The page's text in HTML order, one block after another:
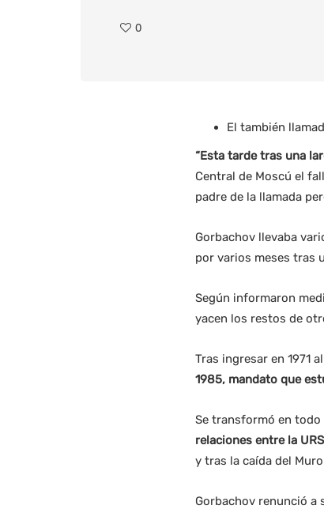
0
El también
“Esta tarde tras una
Central de Moscú el
padre de la llamada
Gorbachov llevaba
por varios meses tras
Según informaron
yacen los restos de
Tras ingresar en 1971
1985, mandato que
Se transformó en
relaciones entre la
y tras la caída del
Gorbachov renunció a